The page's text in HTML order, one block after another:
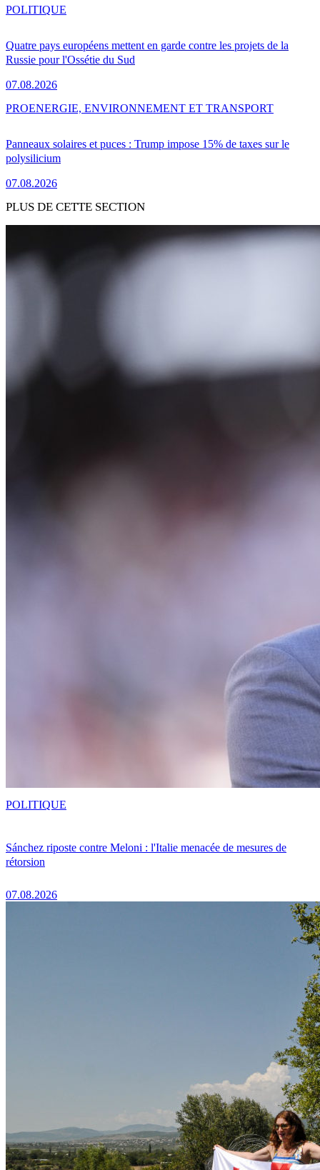
Quatre pays européens mettent en garde contre les projets de la
Russie pour l'Ossétie du Sud
07.08.2026
POLITIQUE
Panneaux solaires et puces : Trump impose 15% de taxes sur le
polysilicium
07.08.2026
PROENERGIE, ENVIRONNEMENT ET TRANSPORT
PLUS DE CETTE SECTION
Sánchez riposte contre Meloni : l'Italie menacée de mesures de
rétorsion
07.08.2026
POLITIQUE